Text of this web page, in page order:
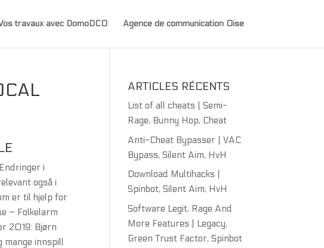
travaux avec DomoDCO Agence de communication Oise
i
også i
er til hjelp for
– Folkelarm
2019: Bjørn
mange innspill
ARTICLES RÉCENTS
List of all cheats | Semi-
Rage, Bunny Hop, Cheat
Anti-Cheat Bypasser | VAC
Bypass, Silent Aim, HvH
Download Multihacks |
Spinbot, Silent Aim, HvH
Software Legit, Rage And
More Features | Legacy,
Green Trust Factor, Spinbot